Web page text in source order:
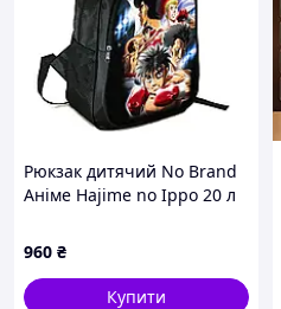
Рюкзак дитячий No Brand
Аніме Hajime no Ippo 20 л
2026
960 ₴
Купити